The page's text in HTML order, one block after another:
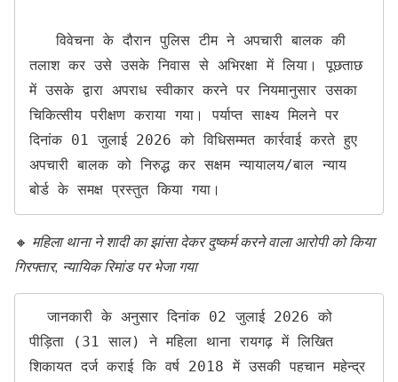
   विवेचना के दौरान पुलिस टीम ने अपचारी बालक की
तलाश कर उसे उसके निवास से अभिरक्षा में लिया। पूछताछ
में उसके द्वारा अपराध स्वीकार करने पर नियमानुसार उसका
चिकित्सीय परीक्षण कराया गया। पर्याप्त साक्ष्य मिलने पर
दिनांक 01 जुलाई 2026 को विधिसम्मत कार्रवाई करते हुए
अपचारी बालक को निरुद्ध कर सक्षम न्यायालय/बाल न्याय
बोर्ड के समक्ष प्रस्तुत किया गया।
🔸 महिला थाना ने शादी का झांसा देकर दुष्कर्म करने वाला आरोपी को किया
गिरफ्तार, न्यायिक रिमांड पर भेजा गया
  जानकारी के अनुसार दिनांक 02 जुलाई 2026 को
पीड़िता (31 साल) ने महिला थाना रायगढ़ में लिखित
शिकायत दर्ज कराई कि वर्ष 2018 में उसकी पहचान महेन्द्र